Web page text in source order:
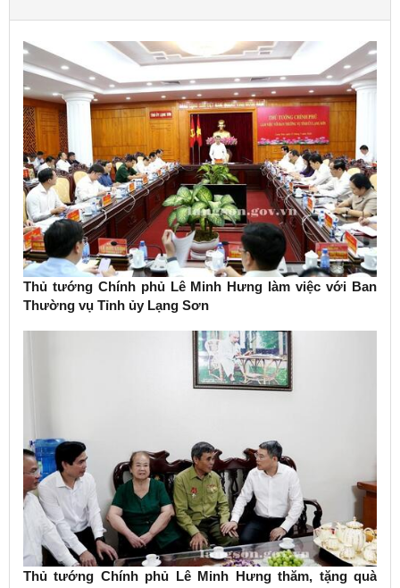
Thủ tướng Chính phủ Lê Minh Hưng làm việc với Ban
Thường vụ Tỉnh ủy Lạng Sơn
Thủ tướng Chính phủ Lê Minh Hưng thăm, tặng quà